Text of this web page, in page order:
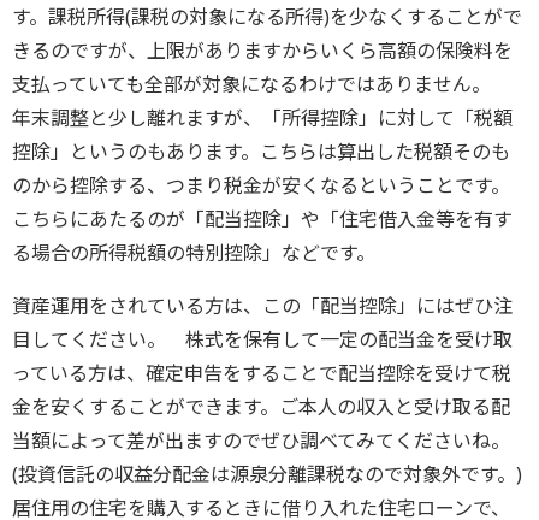
す。課税所得(課税の対象になる所得)を少なくすることがで
きるのですが、上限がありますからいくら高額の保険料を
支払っていても全部が対象になるわけではありません。
年末調整と少し離れますが、「所得控除」に対して「税額
控除」というのもあります。こちらは算出した税額そのも
のから控除する、つまり税金が安くなるということです。
こちらにあたるのが「配当控除」や「住宅借入金等を有す
る場合の所得税額の特別控除」などです。
資産運用をされている方は、この「配当控除」にはぜひ注
目してください。 株式を保有して一定の配当金を受け取
っている方は、確定申告をすることで配当控除を受けて税
金を安くすることができます。ご本人の収入と受け取る配
当額によって差が出ますのでぜひ調べてみてくださいね。
(投資信託の収益分配金は源泉分離課税なので対象外です。)
居住用の住宅を購入するときに借り入れた住宅ローンで、